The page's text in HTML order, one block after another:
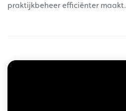
praktijkbeheer efficiënter maakt.